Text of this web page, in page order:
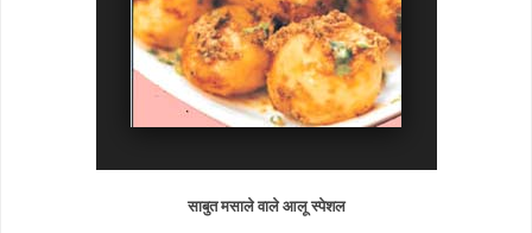
साबुत मसाले वाले आलू स्पेशल